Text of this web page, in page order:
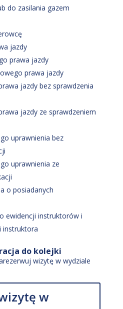
do zasilania gazem
jazdy
prawa jazdy
prawa jazdy
jazdy bez sprawdzenia
jazdy ze sprawdzeniem
uprawnienia bez
uprawnienia ze
o posiadanych
ewidencji instruktorów i
instruktora
do kolejki
wizytę w wydziale
w